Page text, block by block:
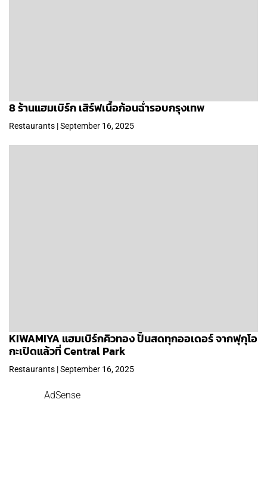
8 ร้านแฮมเบิร์ก เสิร์ฟเนื้อก้อนฉ่ำรอบกรุงเทพ
Restaurants | September 16, 2025
KIWAMIYA แฮมเบิร์กคิวทอง ปั้นสดทุกออเดอร์ จากฟุกุโอ
กะเปิดแล้วที่ Central Park
Restaurants | September 16, 2025
AdSense